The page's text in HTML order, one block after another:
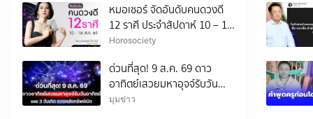
หมอเชอร์ จัดอันดับคนดวงดี
12 ราศี ประจำสัปดาห์ 10 – 16
สิงหาคม 2569
Horosociety
ด่วนที่สุด! 9 ส.ค. 69 ดาว
อาทิตย์เสวยมหาอุจจ์รับวัน
อาทิตย์ เผย 3 วันเกิด ดวงคลัง
มุมข่าว